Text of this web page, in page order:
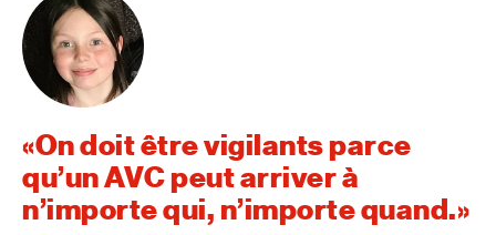
On doit être vigilants parce
qu’un AVC peut arriver à
n’importe qui, n’importe quand.